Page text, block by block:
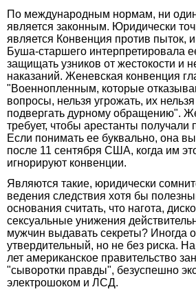
По международным нормам, ни один
является законным. Юридически
является Конвенция против пыток,
Буша-старшего интерпретировала
защищать узников от жестокости и
наказаний. Женевская конвенция
"Военнопленным, которые
вопросы, нельзя угрожать, их
подвергать дурному обращению".
требует, чтобы арестанты получали
Если понимать ее буквально, она
после 11 сентября США, когда им
игнорируют конвенции.
Являются такие, юридически
ведения следствия хотя бы
основания считать, что нагота,
сексуальные унижения
мужчин выдавать секреты? Иногда
утвердительный, но не без риска.
лет американское правительство
"сыворотки правды", безуспешно
электрошоком и ЛСД.